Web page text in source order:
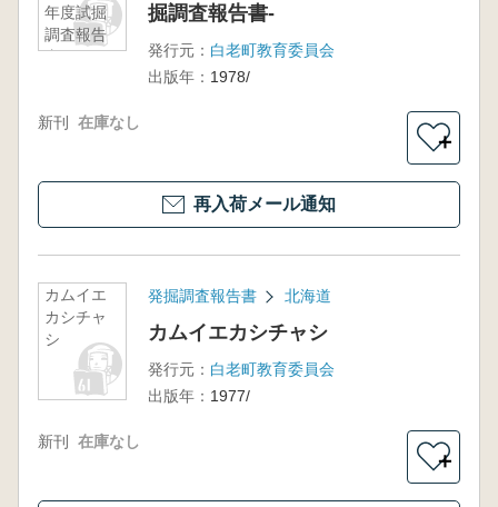
年度試掘
調査報告
書-
掘調査報告書-
発行元： 白老町教育委員会
出版年： 1978/
新刊 在庫なし
＋
再入荷メール通知
カムイエ
カシチャ
シ
発掘調査報告書 北海道
カムイエカシチャシ
発行元： 白老町教育委員会
出版年： 1977/
新刊 在庫なし
＋